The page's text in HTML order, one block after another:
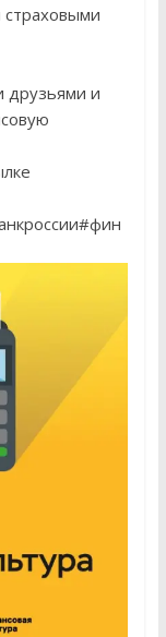
страховыми
друзьями и
#фин